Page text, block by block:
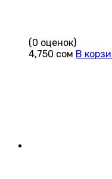
(0 оценок)
4,750 сом В